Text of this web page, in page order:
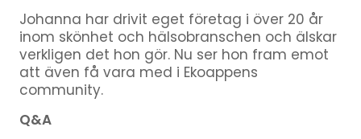
Johanna har drivit eget företag i över 20 år
inom skönhet och hälsobranschen och älskar
verkligen det hon gör. Nu ser hon fram emot
att även få vara med i Ekoappens
community.
Q&A